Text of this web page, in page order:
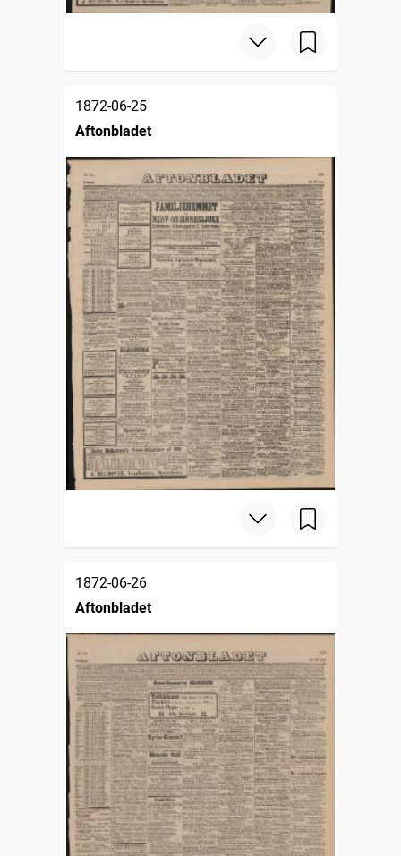
1872-06-25
Aftonbladet
1872-06-26
Aftonbladet